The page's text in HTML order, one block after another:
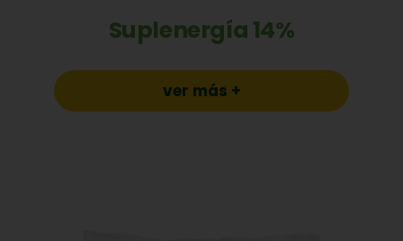
Suplenergía 14%
ver más +